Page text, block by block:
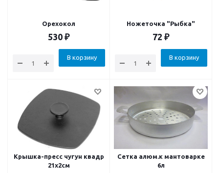
Орехокол
530 ₽
В корзину
Ножеточка "Рыбка"
72 ₽
В корзину
Крышка-пресс чугун квадр
21х2см
Сетка алюм.к мантоварке
6л